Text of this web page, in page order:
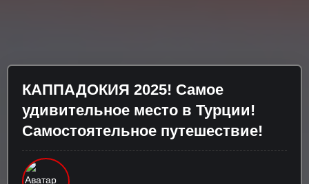
КАППАДОКИЯ 2025! Самое
удивительное место в Турции!
Самостоятельное путешествие!